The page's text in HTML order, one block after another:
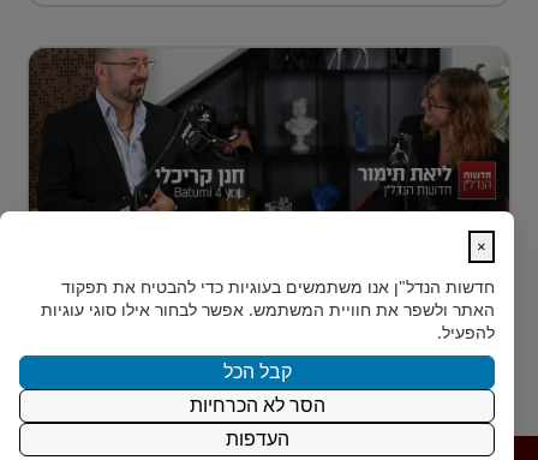
הראשון?
רבים מאיתנו הישראלים חולמים על השקעת נדל״ן – אבל
נתקעים בשלב הראשון.
15.12.2024 קרא עוד
×
חדשות הנדל"ן אנו משתמשים בעוגיות כדי להבטיח את תפקוד
האתר ולשפר את חוויית המשתמש. אפשר לבחור אילו סוגי עוגיות
להפעיל.
קבל הכל
הסר לא הכרחיות
העדפות